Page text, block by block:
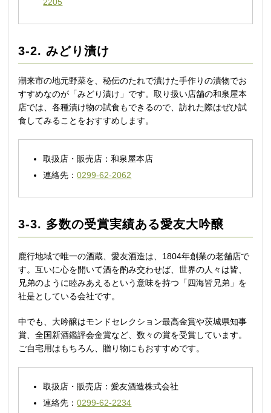
2205
3-2. みどり漬け
潮来市の地元野菜を、秘伝のたれで漬けた手作りの漬物でお
すすめなのが「みどり漬け」です。取り扱い店舗の和泉屋本
店では、各種漬け物の試食もできるので、訪れた際はぜひ試
食してみることをおすすめします。
取扱店・販売店：和泉屋本店
連絡先：0299-62-2062
3-3. 多数の受賞実績ある愛友大吟醸
鹿行地域で唯一の酒蔵、愛友酒造は、1804年創業の老舗店で
す。互いに心を開いて酒を酌み交わせば、世界の人々は皆、
兄弟のように睦みあえるという意味を持つ「四海皆兄弟」を
社是としている会社です。
中でも、大吟醸はモンドセレクション最高金賞や茨城県知事
賞、全国新酒鑑評会金賞など、数々の賞を受賞しています。
ご自宅用はもちろん、贈り物にもおすすめです。
取扱店・販売店：愛友酒造株式会社
連絡先：0299-62-2234